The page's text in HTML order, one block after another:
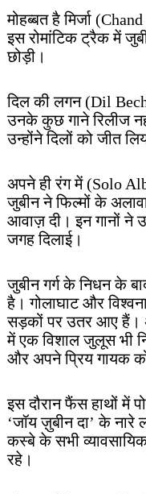
मोहब्बत है मिर्जा
इस रोमांटिक ट्रैक में
छोड़ी।
दिल की लगन (Dil
उनके कुछ गाने रिलीज
उन्होंने दिलों को जीत
अपने ही रंग में (Solo
जुबीन ने फिल्मों के
आवाज़ दी। इन गानों ने
जगह दिलाई।
जुबीन गर्ग के निधन के
है। गोलाघाट और
सड़कों पर उतर आए हैं।
में एक विशाल जुलूस भी
और अपने प्रिय गायक
इस दौरान फैंस हाथों में
‘जॉय ज़ुबीन दा’ के
कस्बे के सभी
रहे।